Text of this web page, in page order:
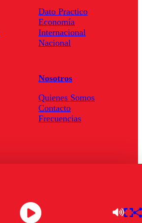
Dato Practico
Economía
Internacional
Nacional
Nosotros
Quienes Somos
Contacto
Frecuencias